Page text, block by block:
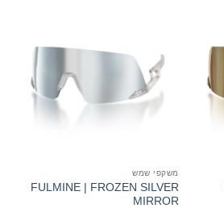
משקפי שמש
FULMINE | FROZEN SILVER
MIRROR